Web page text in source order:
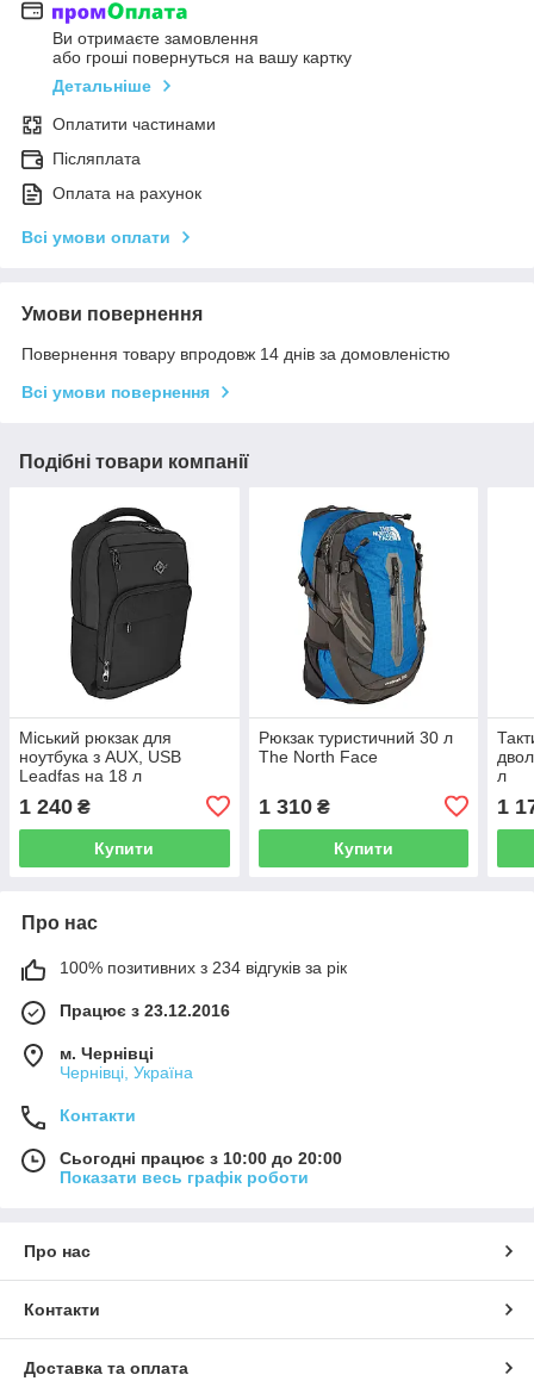
Ви отримаєте замовлення
або гроші повернуться на вашу картку
Детальніше
Оплатити частинами
Післяплата
Оплата на рахунок
Всі умови оплати
Умови повернення
Повернення товару впродовж 14 днів за домовленістю
Всі умови повернення
Подібні товари компанії
Міський рюкзак для
ноутбука з AUX, USB
Leadfas на 18 л
1 240 ₴
Купити
Рюкзак туристичний 30 л
The North Face
1 310₴
Купити
л
1
Про нас
100% позитивних з 234 відгуків за рік
Працює з 23.12.2016
м. Чернівці
Чернівці, Україна
Контакти
Сьогодні працює з 10:00 до 20:00
Показати весь графік роботи
Про нас
Контакти
Доставка та оплата